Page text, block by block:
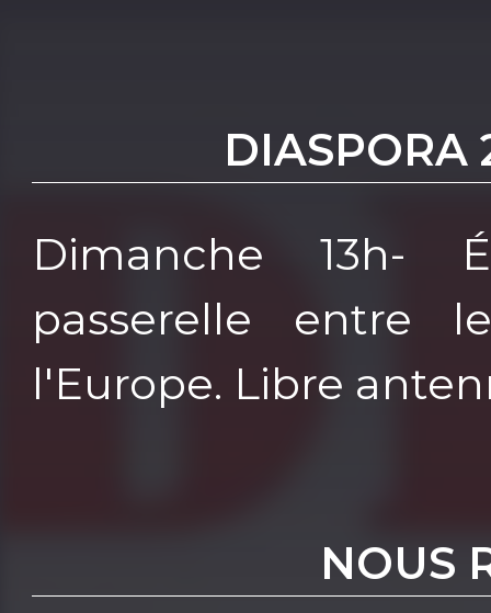
DIASPORA
Dimanche 13h-
passerelle entre
l'Europe. Libre
NOUS